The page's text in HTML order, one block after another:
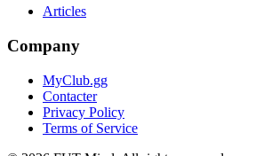
Articles
Company
MyClub.gg
Contacter
Privacy Policy
Terms of Service